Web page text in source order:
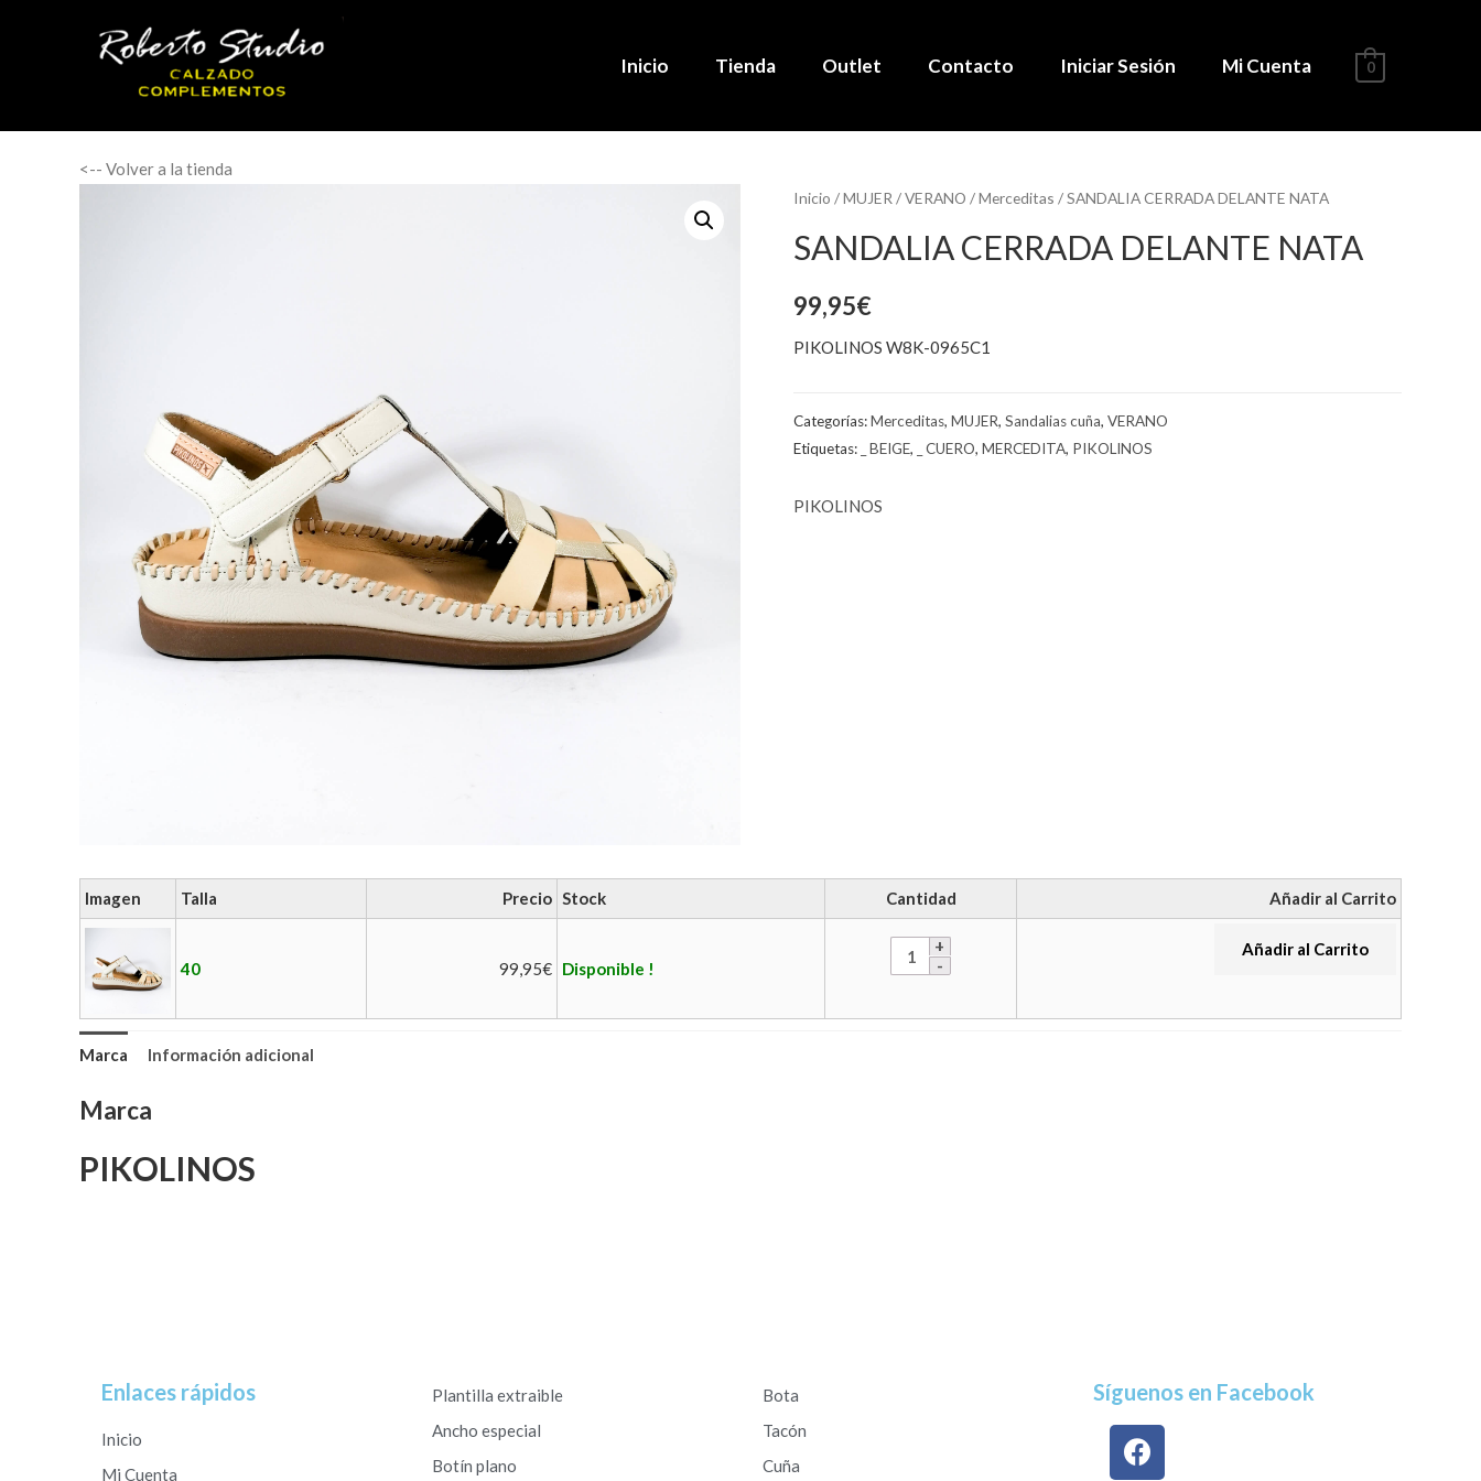
Inicio Tienda Outlet Contacto Iniciar Sesión Mi Cuenta 0
<-- Volver a la tienda
Inicio /MUJER /VERANO /Merceditas / SANDALIA CERRADA DELANTE NATA
SANDALIA CERRADA DELANTE NATA
99,95€
PIKOLINOS W8K-0965C1
Categorías:Merceditas, MUJER, Sandalias cuña, VERANO
Etiquetas:
_ BEIGE, _ CUERO, MERCEDITA, PIKOLINOS
PIKOLINOS
Imagen Talla Precio Stock Cantidad Añadir al Carrito
40 99,95€ Disponible !
Añadir al Carrito
Marca Información adicional
Marca
PIKOLINOS
Enlaces rápidos
Inicio
Mi Cuenta
Plantilla extraible
Ancho especial
Botín plano
Bota
Tacón
Cuña
Síguenos en Facebook